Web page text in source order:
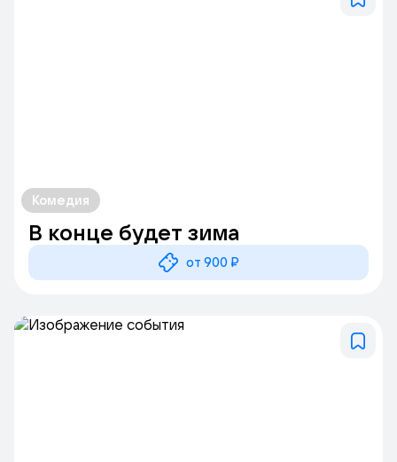
Комедия
В конце будет зима
от 900 ₽